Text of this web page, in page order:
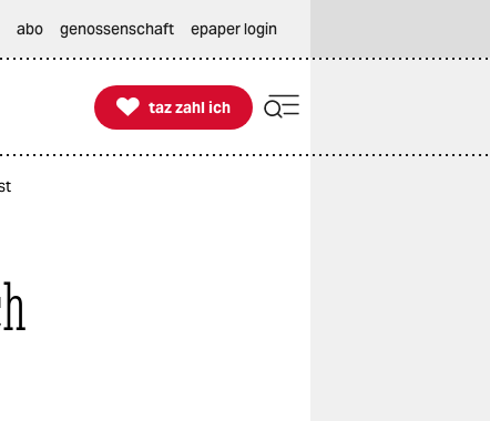
abo genossenschaft epaper login

taz zahl ich
taz zahl ich